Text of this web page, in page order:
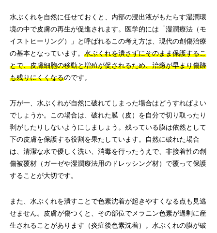
水ぶくれを自然に任せておくと、内部の浸出液がもたらす湿潤環
境の中で皮膚の再生が促進されます。医学的には「湿潤療法（モ
イストヒーリング）」と呼ばれるこの考え方は、現代の創傷治療
の基本となっています。 水ぶくれを潰さずにそのまま保護するこ
とで、皮膚細胞の移動と増殖が促されるため、治癒が早まり傷跡
も残りにくくなるのです。
万が一、水ぶくれが自然に破れてしまった場合はどうすればよい
でしょうか。この場合は、破れた膜（皮）を自分で切り取ったり
剥がしたりしないようにしましょう。残っている膜は依然として
下の皮膚を保護する役割を果たしています。自然に破れた場合
は、清潔な水で優しく洗い、消毒を行ったうえで、非接着性の創
傷被覆材（ガーゼや湿潤療法用のドレッシング材）で覆って保護
することが大切です。
また、水ぶくれを潰すことで色素沈着が起きやすくなる点も見逃
せません。皮膚が傷つくと、その部位でメラニン色素が過剰に産
生されることがあります（炎症後色素沈着）。水ぶくれの膜が破